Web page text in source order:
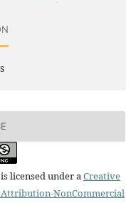
licensed under a Creative
Attribution-NonCommercial